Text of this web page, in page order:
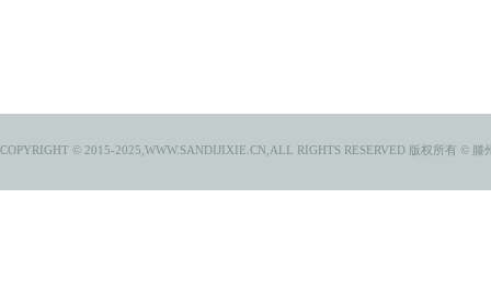
COPYRIGHT © 2015-2025,WWW.SANDIJIXIE.CN,ALL RIGHTS RESERVED 版权所有 © 滕